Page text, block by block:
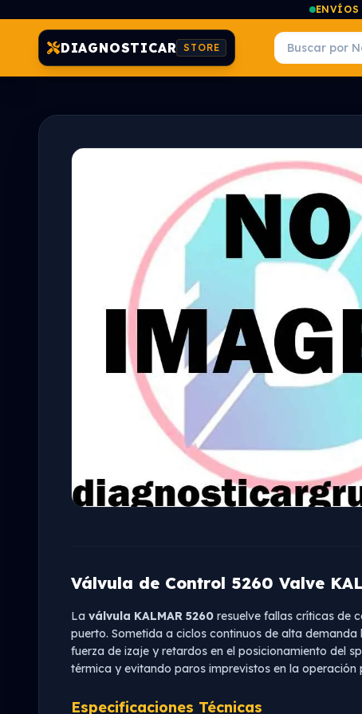
ENVÍOS
DIAGNOSTICAR STORE
Válvula de Control 5260 Valve
La válvula KALMAR 5260 resuelve fallas críticas de
puerto. Sometida a ciclos continuos de alta
fuerza de izaje y retardos en el posicionamiento del
térmica y evitando paros imprevistos en la operación
Especificaciones Técnicas